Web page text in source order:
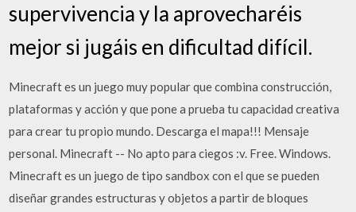
supervivencia y la aprovecharéis
mejor si jugáis en dificultad difícil.
Minecraft es un juego muy popular que combina construcción,
plataformas y acción y que pone a prueba tu capacidad creativa
para crear tu propio mundo. Descarga el mapa!!! Mensaje
personal. Minecraft -- No apto para ciegos :v. Free. Windows.
Minecraft es un juego de tipo sandbox con el que se pueden
diseñar grandes estructuras y objetos a partir de bloques